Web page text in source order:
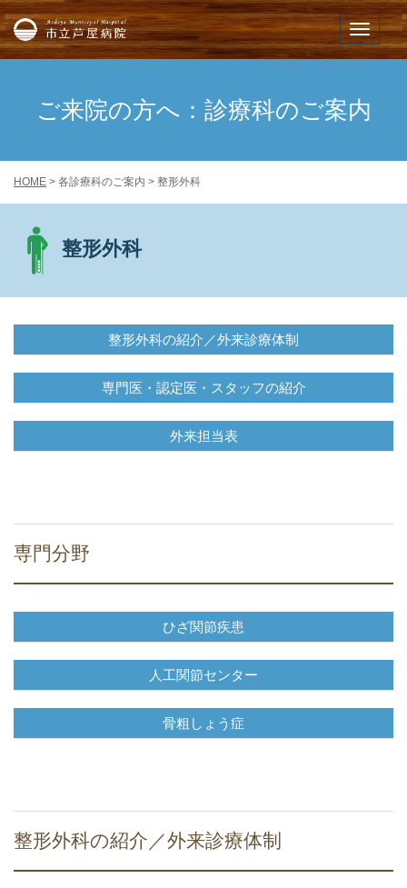
メニュー
市立芦屋病院
ご来院の方へ：診療科のご案内
HOME > 各診療科のご案内 > 整形外科
整形外科
整形外科の紹介／外来診療体制
専門医・認定医・スタッフの紹介
外来担当表
専門分野
ひざ関節疾患
人工関節センター
骨粗しょう症
整形外科の紹介／外来診療体制